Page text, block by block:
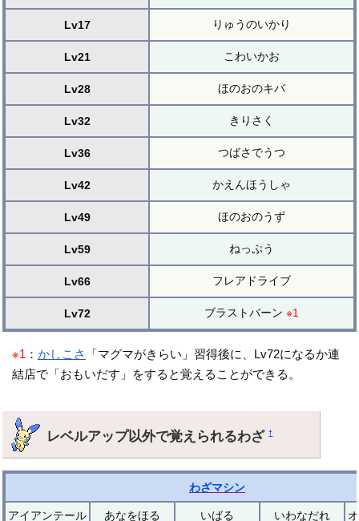
Lv17 りゅうのいかり
Lv21 こわいかお
Lv28 ほのおのキバ
Lv32 きりさく
Lv36 つばさでうつ
Lv42 かえんほうしゃ
Lv49 ほのおのうず
Lv59 ねっぷう
Lv66 フレアドライブ
Lv72 ブラストバーン ※1
※1 ：かしこさ
「マグマがきらい」習得後に、Lv72になるか連
結店で「おもいだす」をすると覚えることができる。
レベルアップ以外で覚えられるわざ†
わざマシン
アイアンテール あなをほる いばる いわなだれ